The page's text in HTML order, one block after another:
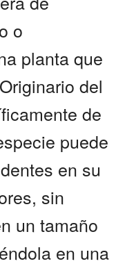
o
planta que
del
de
puede
en su
sin
un tamaño
en una